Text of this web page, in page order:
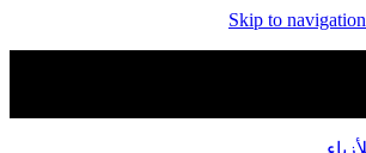
Skip to navigation